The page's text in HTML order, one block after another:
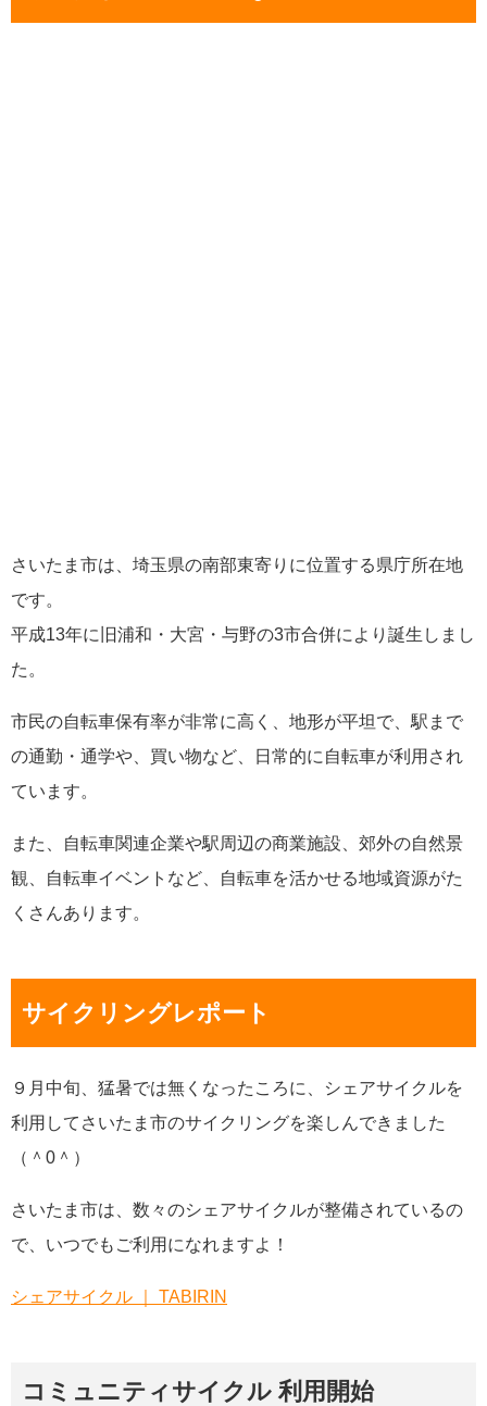
さいたま市は、埼玉県の南部東寄りに位置する県庁所在地
です。
平成13年に旧浦和・大宮・与野の3市合併により誕生しまし
た。
市民の自転車保有率が非常に高く、地形が平坦で、駅まで
の通勤・通学や、買い物など、日常的に自転車が利用され
ています。
また、自転車関連企業や駅周辺の商業施設、郊外の自然景
観、自転車イベントなど、自転車を活かせる地域資源がた
くさんあります。
サイクリングレポート
９月中旬、猛暑では無くなったころに、シェアサイクルを
利用してさいたま市のサイクリングを楽しんできました
（＾0＾）
さいたま市は、数々のシェアサイクルが整備されているの
で、いつでもご利用になれますよ！
シェアサイクル ｜ TABIRIN
コミュニティサイクル 利用開始